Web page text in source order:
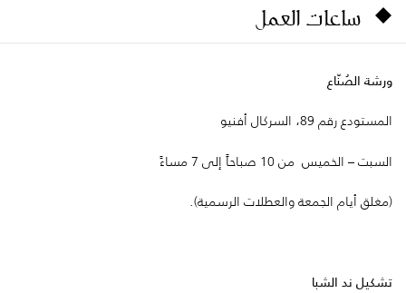
ساعات العمل
ورشة الصُنّاع
المستودع رقم 89، السركال أفنيو
السبت – الخميس من 10 صباحاً إلى 7 مساءً
(مغلق أيام الجمعة والعطلات الرسمية).
تشكيل ند الشبا